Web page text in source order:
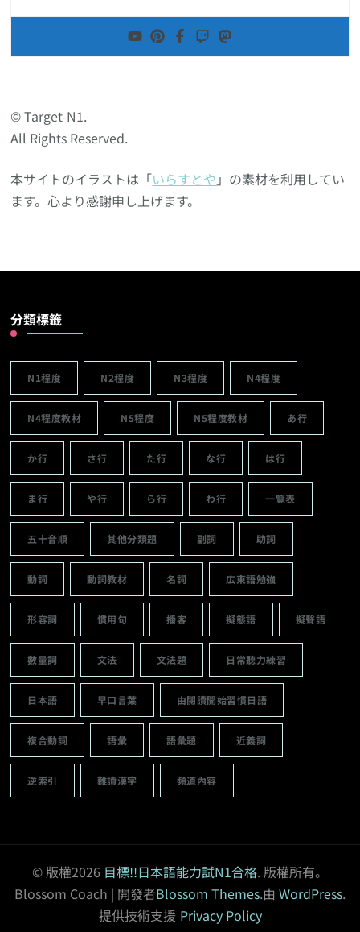
© Target-N1.
All Rights Reserved.
本サイトのイラストは「いらすとや 」の素材を利用してい
ます。心より感謝申し上げます。
分類標籤
N1程度 N2程度 N3程度 N4程度
N4程度教材 N5程度 N5程度教材 あ行
か行 さ行 た行 な行 は行
ま行 や行 ら行 わ行 一覽表
五十音順 其他分類題 副詞 助詞
動詞 動詞教材 名詞 広東語勉強
形容詞 慣用句 播客 擬態語 擬聲語
數量詞 文法 文法題 日常聽力練習
日本語 早口言葉 由閱讀開始習慣日語
複合動詞 語彙 語彙題 近義詞
逆索引 難讀漢字 頻道內容
© 版權2026 目標!!日本語能力試N1合格. 版權所有。
Blossom Coach | 開發者Blossom Themes.由 WordPress.
提供技術支援 Privacy Policy